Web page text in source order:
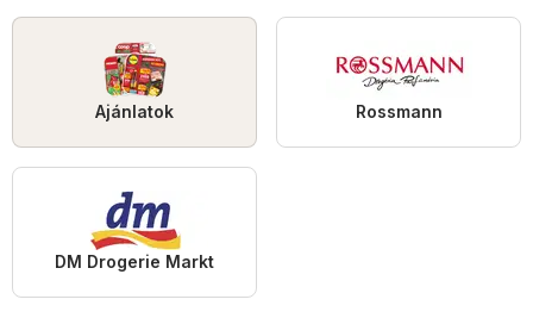
Ajánlatok Rossmann
DM Drogerie Markt